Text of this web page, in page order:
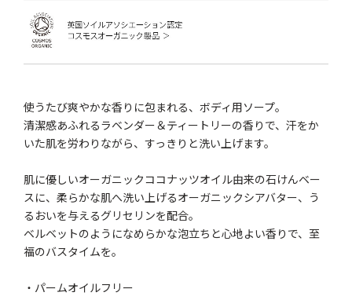
使うたび爽やかな香りに包まれる、ボディ用ソープ。
清潔感あふれるラベンダー＆ティートリーの香りで、汗をか
いた肌を労わりながら、すっきりと洗い上げます。
肌に優しいオーガニックココナッツオイル由来の石けんベー
スに、柔らかな肌へ洗い上げるオーガニックシアバター、う
るおいを与えるグリセリンを配合。
ベルベットのようになめらかな泡立ちと心地よい香りで、至
福のバスタイムを。
・パームオイルフリー